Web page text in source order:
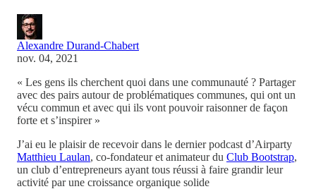
Alexandre Durand-Chabert
nov. 04, 2021
« Les gens ils cherchent quoi dans une communauté ? Partager
avec des pairs autour de problématiques communes, qui ont un
vécu commun et avec qui ils vont pouvoir raisonner de façon
forte et s’inspirer »
J’ai eu le plaisir de recevoir dans le dernier podcast d’Airparty
Matthieu Laulan, co-fondateur et animateur du Club Bootstrap,
un club d’entrepreneurs ayant tous réussi à faire grandir leur
activité par une croissance organique solide